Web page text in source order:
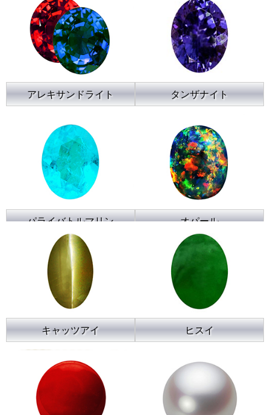
アレキサンドライト タンザナイト
パライバトルマリン オパール
キャッツアイ ヒスイ